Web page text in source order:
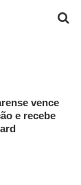
vence
e recebe